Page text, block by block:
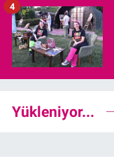
4
Yükleniyor...